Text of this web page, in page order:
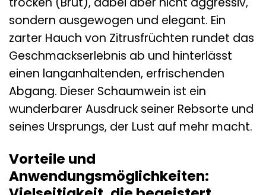
sondern ausgewogen und elegant. Ein
zarter Hauch von Zitrusfrüchten rundet das
Geschmackserlebnis ab und hinterlässt
einen langanhaltenden, erfrischenden
Abgang. Dieser Schaumwein ist ein
wunderbarer Ausdruck seiner Rebsorte und
seines Ursprungs, der Lust auf mehr macht.
Vorteile und
Anwendungsmöglichkeiten: